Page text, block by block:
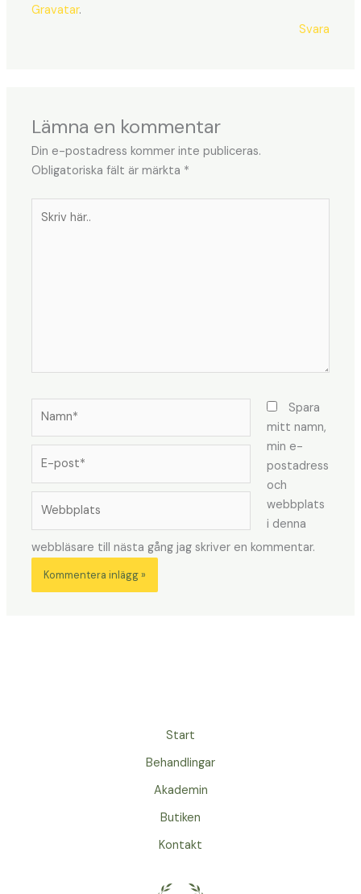
Gravatar.
Svara
Lämna en kommentar
Din e-postadress kommer inte publiceras.
Obligatoriska fält är märkta *
här..
post*
Spara
mitt namn,
min e-
postadress
och
webbplats
i denna
webbläsare till nästa gång jag skriver en kommentar.
Start
Behandlingar
Akademin
Butiken
Kontakt